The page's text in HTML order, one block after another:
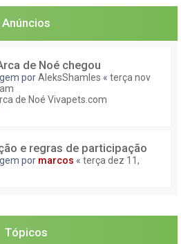
r
Anúncios
de Noé chegou
porAleksShamles « terça nov
de Noé Vivapets.com
e regras de participação
por marcos « terça dez 11,
Tópicos